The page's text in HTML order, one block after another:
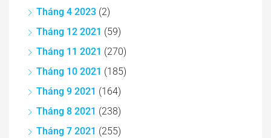
Tháng 4 2023 (2)
Tháng 12 2021 (59)
Tháng 11 2021 (270)
Tháng 10 2021 (185)
Tháng 9 2021 (164)
Tháng 8 2021 (238)
Tháng 7 2021 (255)